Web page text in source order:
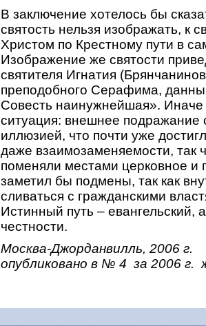
В заключение хотелось бы
святость нельзя изображать, к
Христом по Крестному пути в
Изображение же святости
святителя Игнатия
преподобного Серафима,
Совесть наинужнейшая». Иначе
ситуация: внешнее подражание
иллюзией, что почти уже
даже взаимозаменяемости, так
поменяли местами церковное и
заметил бы подмены, так как
сливаться с гражданскими
Истинный путь – евангельский,
честности.
Москва-Джорданвилль, 2006 г.
опубликовано в № 4 за 2006 г.